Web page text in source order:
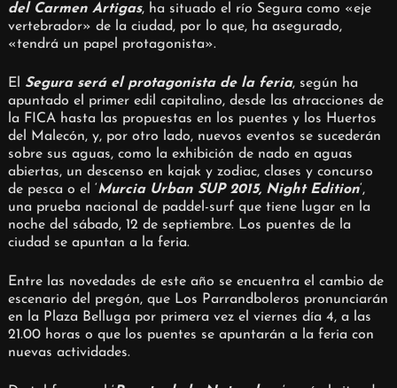
del Carmen Artigas, ha situado el río Segura como «eje
vertebrador» de la ciudad, por lo que, ha asegurado,
«tendrá un papel protagonista».
El Segura será el protagonista de la feria, según ha
apuntado el primer edil capitalino, desde las atracciones de
la FICA hasta las propuestas en los puentes y los Huertos
del Malecón, y, por otro lado, nuevos eventos se sucederán
sobre sus aguas, como la exhibición de nado en aguas
abiertas, un descenso en kajak y zodiac, clases y concurso
de pesca o el ‘Murcia Urban SUP 2015, Night Edition‘,
una prueba nacional de paddel-surf que tiene lugar en la
noche del sábado, 12 de septiembre. Los puentes de la
ciudad se apuntan a la feria.
Entre las novedades de este año se encuentra el cambio de
escenario del pregón, que Los Parrandboleros pronunciarán
en la Plaza Belluga por primera vez el viernes día 4, a las
21.00 horas o que los puentes se apuntarán a la feria con
nuevas actividades.